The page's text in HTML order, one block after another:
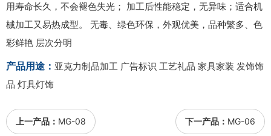
用寿命长久，不会褪色失光； 加工后性能稳定，无异味；适合机
械加工又易热成型。 无毒、绿色环保，外观优美，品种繁多、色
彩鲜艳 层次分明
产品用途： 亚克力制品加工 广告标识 工艺礼品 家具家装 发饰饰
品 灯具灯饰
上一产品： MG-08 下一产品： MG-06